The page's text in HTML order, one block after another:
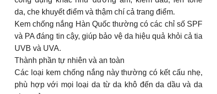
da, che khuyết điểm và thậm chí cả trang điểm.
Kem chống nắng Hàn Quốc thường có các chỉ số SPF
và PA đáng tin cậy, giúp bảo vệ da hiệu quả khỏi cả tia
UVB và UVA.
Thành phần tự nhiên và an toàn
Các loại kem chống nắng này thường có kết cấu nhẹ,
phù hợp với mọi loại da từ da khô đến da dầu và da